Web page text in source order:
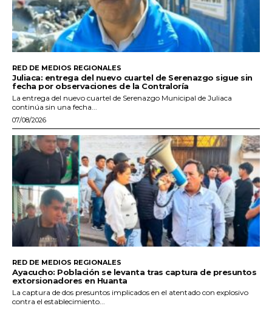
RED DE MEDIOS REGIONALES
Juliaca: entrega del nuevo cuartel de Serenazgo sigue sin
fecha por observaciones de la Contraloría
La entrega del nuevo cuartel de Serenazgo Municipal de Juliaca
continúa sin una fecha...
07/08/2026
RED DE MEDIOS REGIONALES
Ayacucho: Población se levanta tras captura de presuntos
extorsionadores en Huanta
La captura de dos presuntos implicados en el atentado con explosivo
contra el establecimiento...